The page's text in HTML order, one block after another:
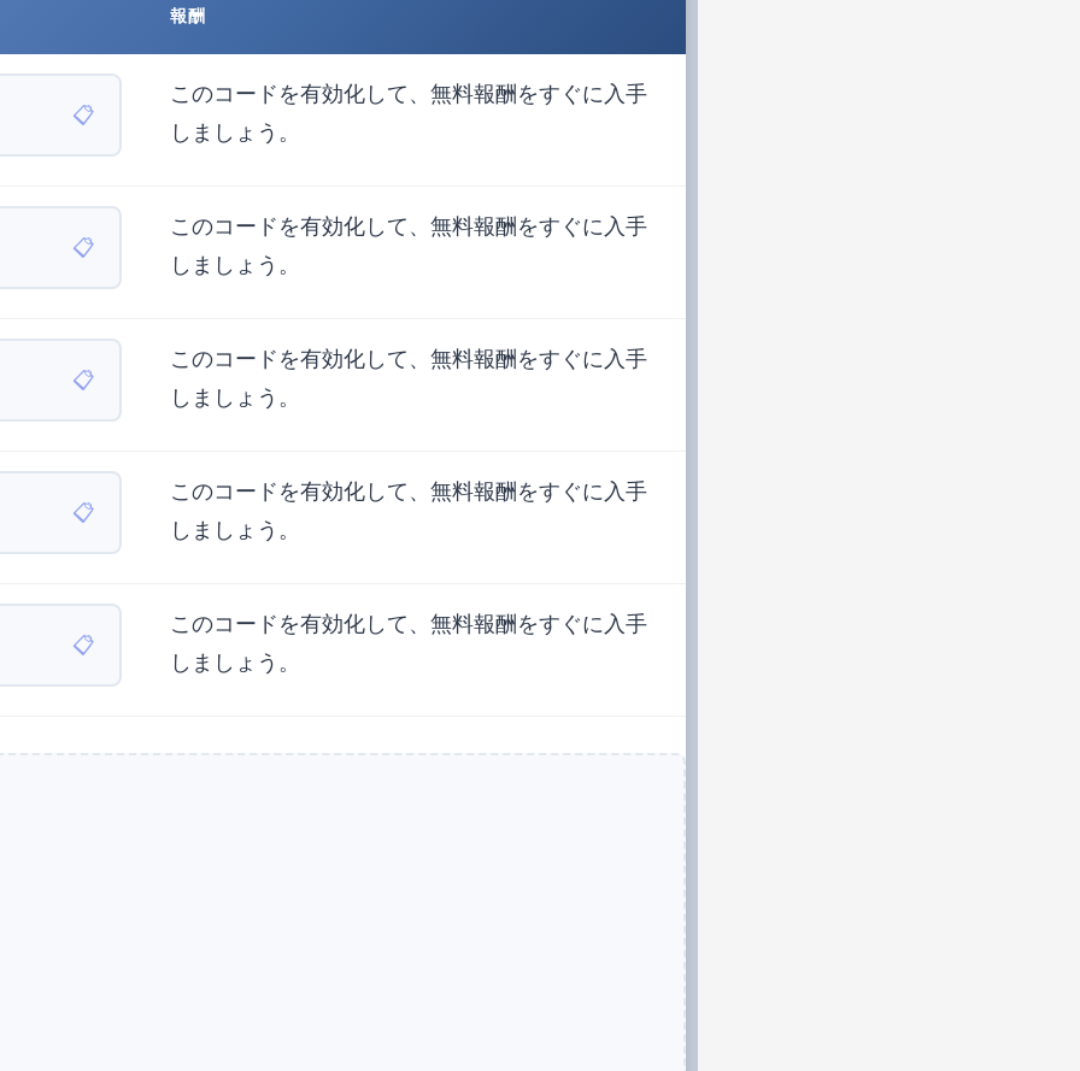
報酬
📋
このコードを有効化して、無料報酬をすぐに入手
しましょう。
📋
このコードを有効化して、無料報酬をすぐに入手
しましょう。
📋
このコードを有効化して、無料報酬をすぐに入手
しましょう。
📋
このコードを有効化して、無料報酬をすぐに入手
しましょう。
📋
このコードを有効化して、無料報酬をすぐに入手
しましょう。